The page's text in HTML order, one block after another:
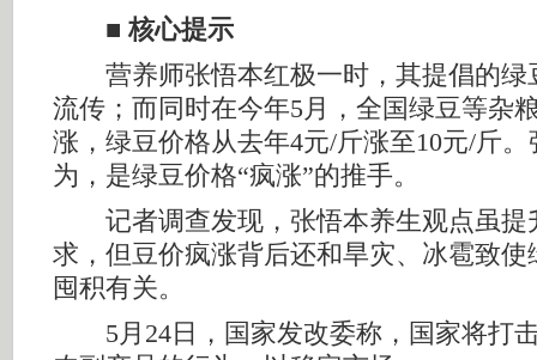
■ 核心提示
营养师张悟本红极一时，其提倡的绿
流传；而同时在今年5月，全国绿豆等杂
涨，绿豆价格从去年4元/斤涨至10元/斤
为，是绿豆价格“疯涨”的推手。
记者调查发现，张悟本养生观点虽提
求，但豆价疯涨背后还和旱灾、冰雹致使
囤积有关。
5月24日，国家发改委称，国家将打